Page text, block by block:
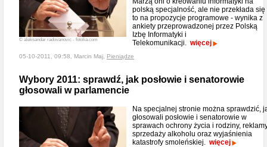
© aleksandar radovanovic - fotolia.com
polską specjalność, ale nie przekłada się
to na propozycje programowe - wynika z
ankiety przeprowadzonej przez Polską
Izbę Informatyki i
Telekomunikacji. więcej
05-10-2011, 09:58, Marcin Maj, Pieniądze
Wybory 2011: sprawdź, jak posłowie i senatorowie
głosowali w parlamencie
Na specjalnej stronie można sprawdzić,
głosowali posłowie i senatorowie w
sprawach ochrony życia i rodziny,
sprzedaży alkoholu oraz wyjaśnienia
katastrofy smoleńskiej. więcej